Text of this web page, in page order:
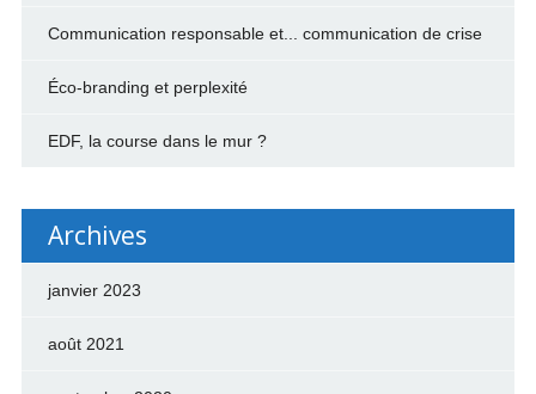
Communication responsable et... communication de crise
Éco-branding et perplexité
EDF, la course dans le mur ?
Archives
janvier 2023
août 2021